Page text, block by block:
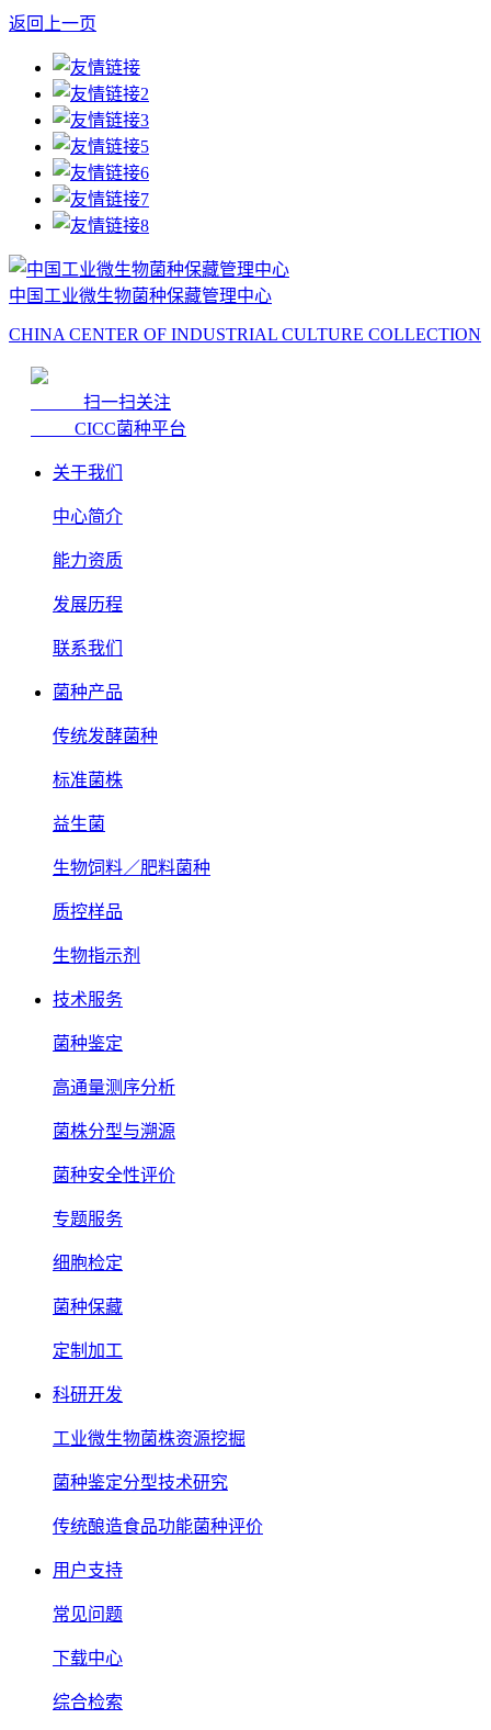
返回上一页
中国工业微生物菌种保藏管理中心
CHINA CENTER OF INDUSTRIAL CULTURE COLLECTION
扫一扫关注
CICC菌种平台
关于我们
中心简介
能力资质
发展历程
联系我们
菌种产品
传统发酵菌种
标准菌株
益生菌
生物饲料／肥料菌种
质控样品
生物指示剂
技术服务
菌种鉴定
高通量测序分析
菌株分型与溯源
菌种安全性评价
专题服务
细胞检定
菌种保藏
定制加工
科研开发
工业微生物菌株资源挖掘
菌种鉴定分型技术研究
传统酿造食品功能菌种评价
用户支持
常见问题
下载中心
综合检索